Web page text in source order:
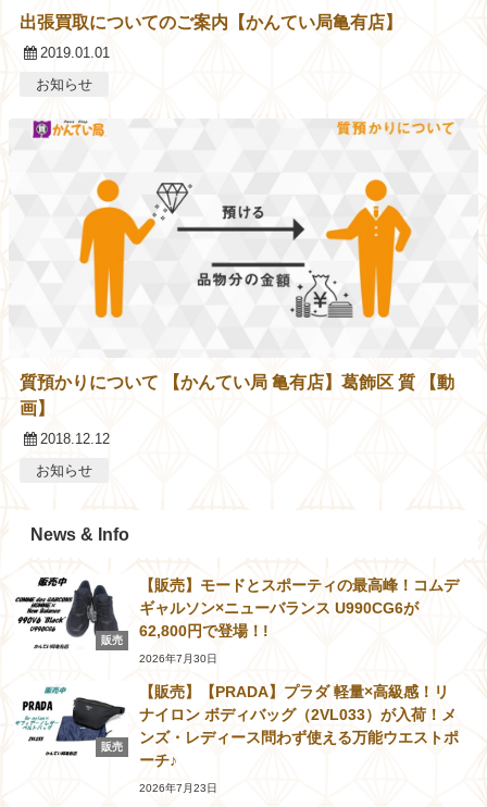
出張買取についてのご案内【かんてい局亀有店】
2019.01.01
お知らせ
質預かりについて 【かんてい局 亀有店】葛飾区 質 【動
画】
2018.12.12
お知らせ
News & Info
販売
【販売】モードとスポーティの最高峰！コムデ
ギャルソン×ニューバランス U990CG6が
62,800円で登場！!
2026年7月30日
販売
【販売】【PRADA】プラダ 軽量×高級感！リ
ナイロン ボディバッグ（2VL033）が入荷！メ
ンズ・レディース問わず使える万能ウエストポ
ーチ♪
2026年7月23日